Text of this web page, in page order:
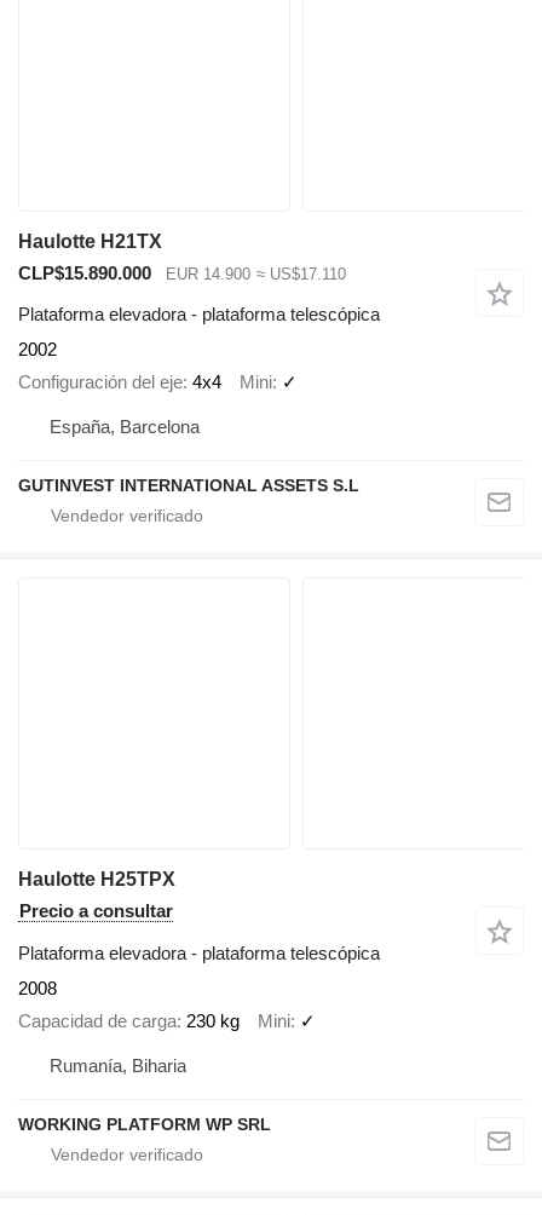
Haulotte H21TX
CLP$15.890.000
EUR 14.900 ≈ US$17.110
Plataforma elevadora - plataforma telescópica
2002
Configuración del eje 4x4 Mini ✓
España, Barcelona
GUTINVEST INTERNATIONAL ASSETS S.L
Haulotte H25TPX
Precio a consultar
Plataforma elevadora - plataforma telescópica
2008
Capacidad de carga 230 kg Mini ✓
Rumanía, Biharia
WORKING PLATFORM WP SRL